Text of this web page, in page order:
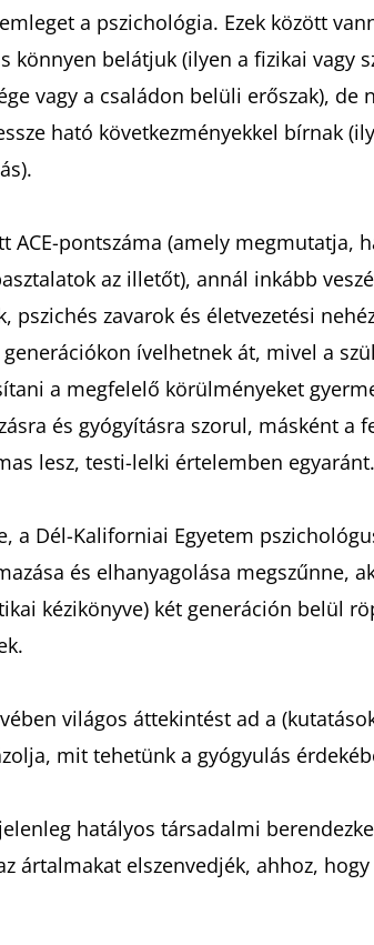
a pszichológia. Ezek között
könnyen belátjuk (ilyen a fizikai vagy
vagy a családon belüli erőszak), de
ható következményekkel bírnak
ACE-pontszáma (amely megmutatja,
az illetőt), annál inkább
zavarok és életvezetési
ívelhetnek át, mivel a
a megfelelő körülményeket
és gyógyításra szorul, másként a
lesz, testi-lelki értelemben egyaránt.
a Dél-Kaliforniai Egyetem
és elhanyagolása megszűnne,
kézikönyve) két generáción belül
világos áttekintést ad a
mit tehetünk a gyógyulás
hatályos társadalmi
ártalmakat elszenvedjék, ahhoz,